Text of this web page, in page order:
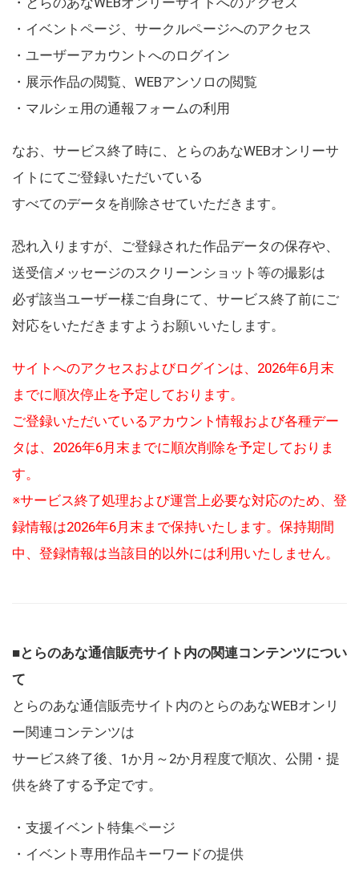
・イベントページ、サークルページへのアクセス
・ユーザーアカウントへのログイン
・展示作品の閲覧、WEBアンソロの閲覧
・マルシェ用の通報フォームの利用
なお、サービス終了時に、とらのあなWEBオンリーサ
イトにてご登録いただいている
すべてのデータを削除させていただきます。
恐れ入りますが、ご登録された作品データの保存や、
送受信メッセージのスクリーンショット等の撮影は
必ず該当ユーザー様ご自身にて、サービス終了前にご
対応をいただきますようお願いいたします。
サイトへのアクセスおよびログインは、2026年6月末
までに順次停止を予定しております。
ご登録いただいているアカウント情報および各種デー
タは、2026年6月末までに順次削除を予定しておりま
す。
※サービス終了処理および運営上必要な対応のため、登
録情報は2026年6月末まで保持いたします。保持期間
中、登録情報は当該目的以外には利用いたしません。
■とらのあな通信販売サイト内の関連コンテンツについ
て
とらのあな通信販売サイト内のとらのあなWEBオンリ
ー関連コンテンツは
サービス終了後、1か月～2か月程度で順次、公開・提
供を終了する予定です。
・支援イベント特集ページ
・イベント専用作品キーワードの提供